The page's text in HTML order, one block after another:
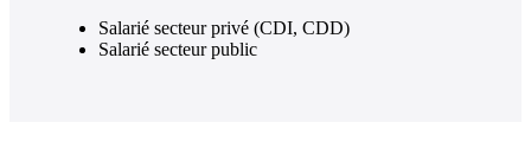
Salarié secteur privé (CDI, CDD)
Salarié secteur public